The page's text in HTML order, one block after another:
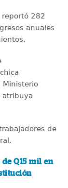
282
anuales
Ministerio
atribuya
de
Q15 mil en